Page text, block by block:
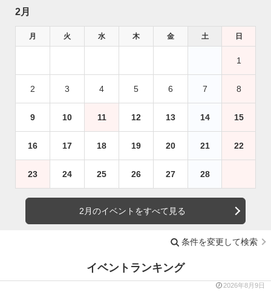
2月
月 火 水 木 金 土 日
1
2 3 4 5 6 7 8
9 10 11 12 13 14 15
16 17 18 19 20 21 22
23 24 25 26 27 28
2月のイベントをすべて見る
条件を変更して検索
イベントランキング
2026年8月9日